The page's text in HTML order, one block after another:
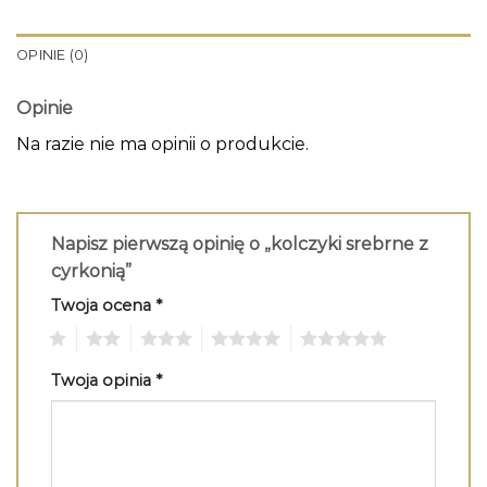
OPINIE (0)
Opinie
Na razie nie ma opinii o produkcie.
Napisz pierwszą opinię o „kolczyki srebrne z
cyrkonią”
Twoja ocena *
Twoja opinia *